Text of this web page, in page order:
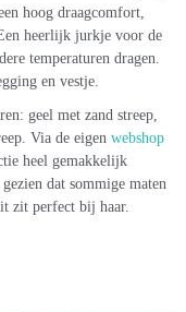
hoog draagcomfort,
heerlijk jurkje voor de
temperaturen dragen.
en vestje.
geel met zand streep,
Via de eigen webshop
heel gemakkelijk
dat sommige maten
zit perfect bij haar.